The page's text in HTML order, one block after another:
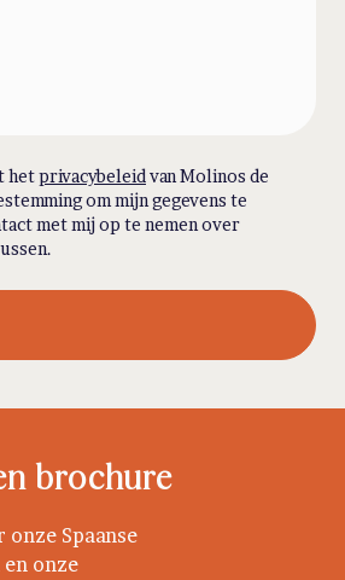
hetprivacybeleid van Molinos de
om mijn gegevens te
met mij op te nemen over
brochure
Spaanse
onze